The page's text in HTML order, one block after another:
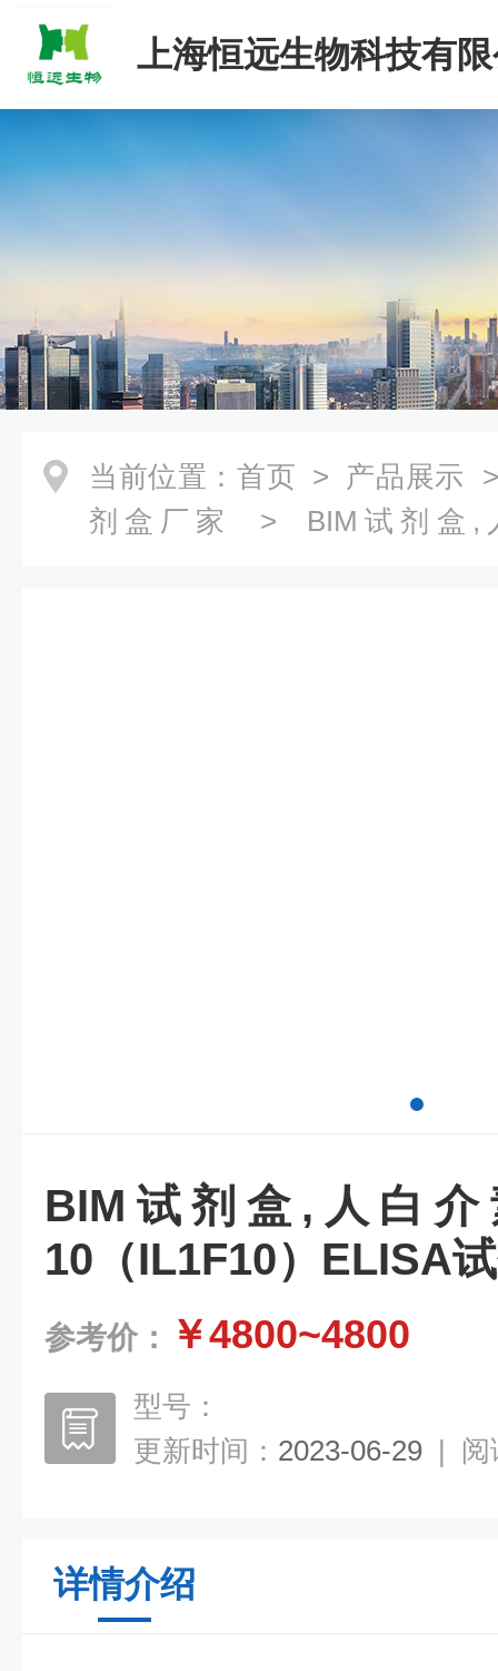
上海恒远生物科技有
当前位置： 首页 > 产品展示
剂盒厂家
> BIM试剂盒,
BIM试剂盒,人白
10（IL1F10）ELISA
参考价： ￥4800~4800
型号：
更新时间： 2023-06-29 | 阅
详情介绍